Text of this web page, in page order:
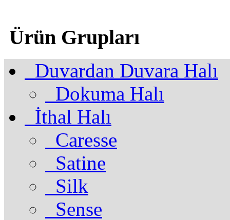
Ürün Grupları
Duvardan Duvara Halı
Dokuma Halı
İthal Halı
Caresse
Satine
Silk
Sense